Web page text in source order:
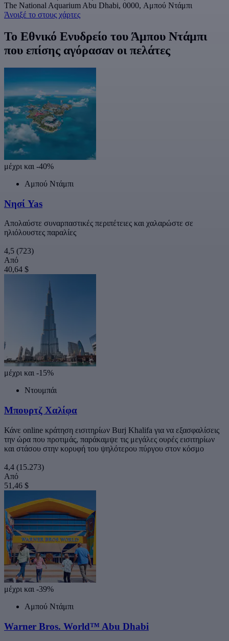
The National Aquarium Abu Dhabi, 0000, Αμπού Ντάμπι
Άνοιξέ το στους χάρτες
Το Εθνικό Ενυδρείο του Άμπου Ντάμπι
που επίσης αγόρασαν οι πελάτες
μέχρι και -40%
Αμπού Ντάμπι
Νησί Yas
Απολαύστε συναρπαστικές περιπέτειες και χαλαρώστε σε
ηλιόλουστες παραλίες
4,5 (723)
Από
40,64 $
μέχρι και -15%
Ντουμπάι
Μπουρτζ Χαλίφα
Κάνε online κράτηση εισιτηρίων Burj Khalifa για να εξασφαλίσεις
την ώρα που προτιμάς, παράκαμψε τις μεγάλες ουρές εισιτηρίων
και στάσου στην κορυφή του ψηλότερου πύργου στον κόσμο
4,4 (15.273)
Από
51,46 $
μέχρι και -39%
Αμπού Ντάμπι
Warner Bros. World™ Abu Dhabi